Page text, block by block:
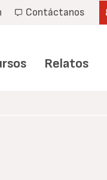
Contáctanos
Relatos